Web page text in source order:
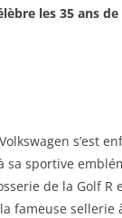
les 35 ans
s’est
sa sportive
de la Golf
fameuse